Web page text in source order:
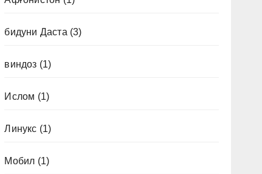
бидуни Даста (3)
виндоз (1)
Ислом (1)
Линукс (1)
Мобил (1)